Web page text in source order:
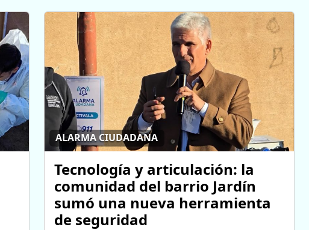
ALARMA CIUDADANA
Tecnología y articulación: la
comunidad del barrio Jardín
sumó una nueva herramienta
de seguridad